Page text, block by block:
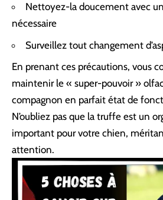
Nettoyez-la doucement avec
nécessaire
Surveillez tout changement
En prenant ces précautions, vous
maintenir le « super-pouvoir »
compagnon en parfait état de
N’oubliez pas que la truffe est un
important pour votre chien,
attention.